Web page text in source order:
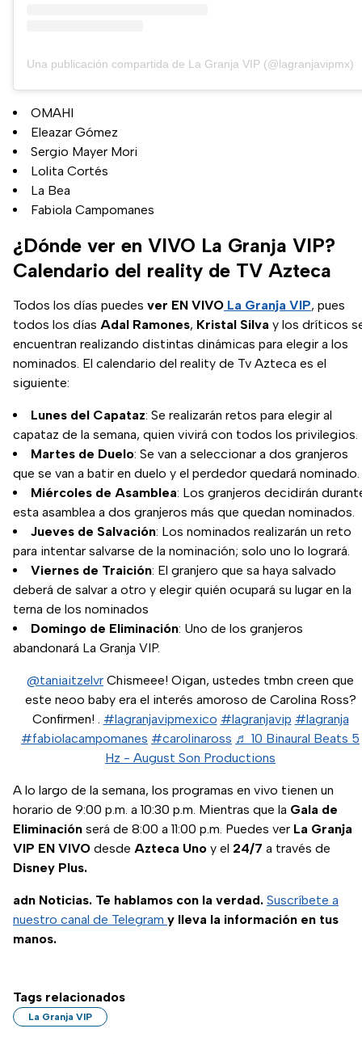
Una publicación compartida de La Granja VIP (@lagranjavipmx)
OMAHI
Eleazar Gómez
Sergio Mayer Mori
Lolita Cortés
La Bea
Fabiola Campomanes
¿Dónde ver en VIVO La Granja VIP?
Calendario del reality de TV Azteca
Todos los días puedes ver EN VIVO La Granja VIP, pues
todos los días Adal Ramones, Kristal Silva y los dríticos
encuentran realizando distintas dinámicas para elegir a los
nominados. El calendario del reality de Tv Azteca es el
siguiente:
Lunes del Capataz: Se realizarán retos para elegir al
capataz de la semana, quien vivirá con todos los privilegios.
Martes de Duelo: Se van a seleccionar a dos granjeros
que se van a batir en duelo y el perdedor quedará nominado.
Miércoles de Asamblea: Los granjeros decidirán
esta asamblea a dos granjeros más que quedan nominados.
Jueves de Salvación: Los nominados realizarán un reto
para intentar salvarse de la nominación; solo uno lo logrará.
Viernes de Traición: El granjero que sa haya salvado
deberá de salvar a otro y elegir quién ocupará su lugar en la
terna de los nominados
Domingo de Eliminación: Uno de los granjeros
abandonará La Granja VIP.
@taniaitzelvr Chismeee! Oigan, ustedes tmbn creen que
este neoo baby era el interés amoroso de Carolina Ross?
Confirmen! . #lagranjavipmexico #lagranjavip #lagranja
#fabiolacampomanes #carolinaross ♬ 10 Binaural Beats 5
Hz - August Son Productions
A lo largo de la semana, los programas en vivo tienen un
horario de 9:00 p.m. a 10:30 p.m. Mientras que la Gala de
Eliminación será de 8:00 a 11:00 p.m. Puedes ver La Granja
VIP EN VIVO desde Azteca Uno y el 24/7 a través de
Disney Plus.
adn Noticias. Te hablamos con la verdad. Suscríbete a
nuestro canal de Telegram y lleva la información en tus
manos.
Tags relacionados
La Granja VIP